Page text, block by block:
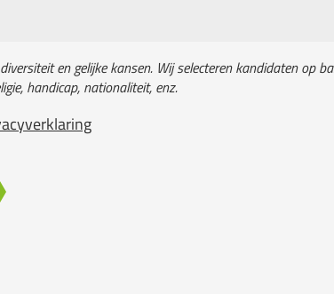
en gelijke kansen. Wij selecteren kandidaten op
handicap, nationaliteit, enz.